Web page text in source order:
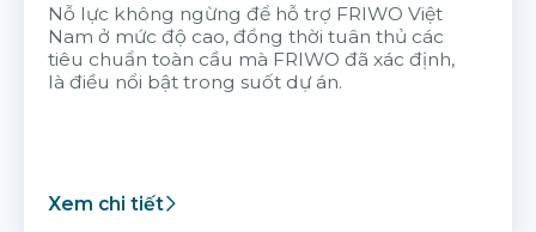
Nỗ lực không ngừng để hỗ trợ FRIWO Việt
Nam ở mức độ cao, đồng thời tuân thủ các
tiêu chuẩn toàn cầu mà FRIWO đã xác định,
là điều nổi bật trong suốt dự án.
Xem chi tiết